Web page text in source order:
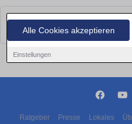
Alle Cookies akzeptieren
Einstellungen
Leider konnten wir derzeit keine
bald wieder vorbei!
Ratgeber Presse Lokales